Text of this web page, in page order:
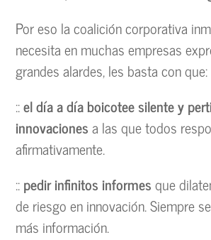
Por eso la coalición corporativa
necesita en muchas empresas
grandes alardes, les basta con que:
::el día a día boicotee silente y
innovacionesa las que todos
afirmativamente.
::pedir infinitos informesque
de riesgo en innovación. Siempre
más información.